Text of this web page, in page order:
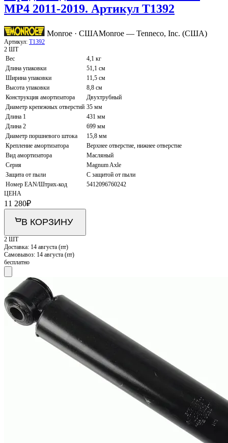
MP4 2011-2019. Артикул T1392
Monroe · СШАMonroe — Tenneco, Inc. (США)
Артикул: T1392
2 ШТ
Вес
4,1 кг
Длина упаковки
51,1 см
Ширина упаковки
11,5 см
Высота упаковки
8,8 см
Конструкция амортизатора
Двухтрубный
Диаметр крепежных отверстий 35 мм
Длина 1
431 мм
Длина 2
699 мм
Диаметр поршневого штока
15,8 мм
Крепление амортизатора
Верхнее отверстие, нижнее отверстие
Вид амортизатора
Масляный
Серия
Magnum Axle
Защита от пыли
С защитой от пыли
Номер EAN/Штрих-код
5412096760242
ЦЕНА
11 280₽
В КОРЗИНУ
2 ШТ
Доставка: 14 августа (пт)
Самовывоз: 14 августа (пт)
бесплатно